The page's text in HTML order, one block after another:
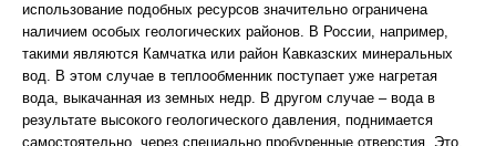
использование подобных ресурсов значительно ограничена
наличием особых геологических районов. В России, например,
такими являются Камчатка или район Кавказских минеральных
вод. В этом случае в теплообменник поступает уже нагретая
вода, выкачанная из земных недр. В другом случае – вода в
результате высокого геологического давления, поднимается
самостоятельно, через специально пробуренные отверстия. Это,